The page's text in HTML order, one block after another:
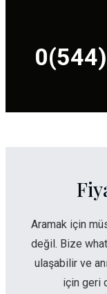
Aramak için
değil. Bize
ulaşabilir ve
için geri